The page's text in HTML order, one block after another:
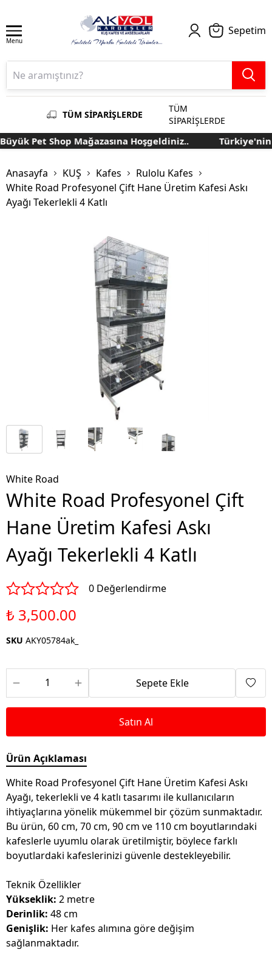
Menu
Sepetim
TÜM SİPARİŞLERDE
TÜM
SİPARİŞLERDE
Pet Shop Mağazasına Hoşgeldiniz.. Türkiye'nin
Anasayfa KUŞ Kafes
Rulolu Kafes
White Road Profesyonel Çift Hane Üretim Kafesi Askı
Ayağı Tekerlekli 4 Katlı
White Road
White Road Profesyonel Çift
Hane Üretim Kafesi Askı
Ayağı Tekerlekli 4 Katlı
0 Değerlendirme
₺ 3,500.00
SKU AKY05784ak_
Sepete Ekle
Satın Al
Ürün Açıklaması
White Road Profesyonel Çift Hane Üretim Kafesi Askı
Ayağı, tekerlekli ve 4 katlı tasarımı ile kullanıcıların
ihtiyaçlarına yönelik mükemmel bir çözüm sunmaktadır.
Bu ürün, 60 cm, 70 cm, 90 cm ve 110 cm boyutlarındaki
kafeslerle uyumlu olarak üretilmiştir, böylece farklı
boyutlardaki kafeslerinizi güvenle destekleyebilir.
Teknik Özellikler
Yükseklik: 2 metre
Derinlik: 48 cm
Genişlik: Her kafes alımına göre değişim
sağlanmaktadır.